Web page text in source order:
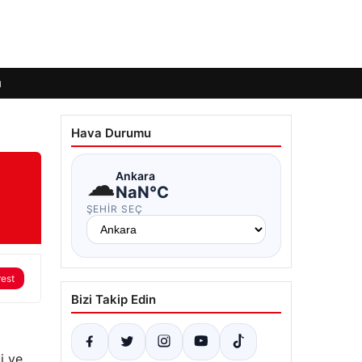
ve
Hava Durumu
☁Ankara
NaN°C
ŞEHIR SEÇ
Bizi Takip Edin